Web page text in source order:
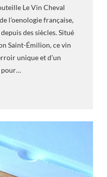
Le Vin Cheval
l’oenologie française,
des siècles. Situé
Saint-Émilion, ce vin
unique et d’un
pour…